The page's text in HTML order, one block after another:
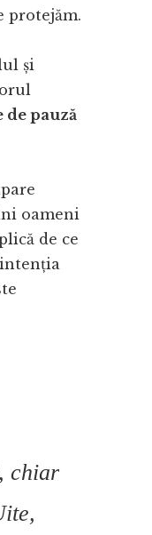
protejăm.
și
pauză
oameni
de ce
chiar